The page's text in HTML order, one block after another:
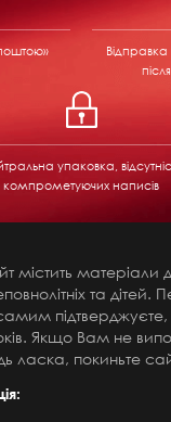
Відправка
упаковка,
компрометуючих написів
містить матеріали
та
Якщо Вам не
ласка, покиньте